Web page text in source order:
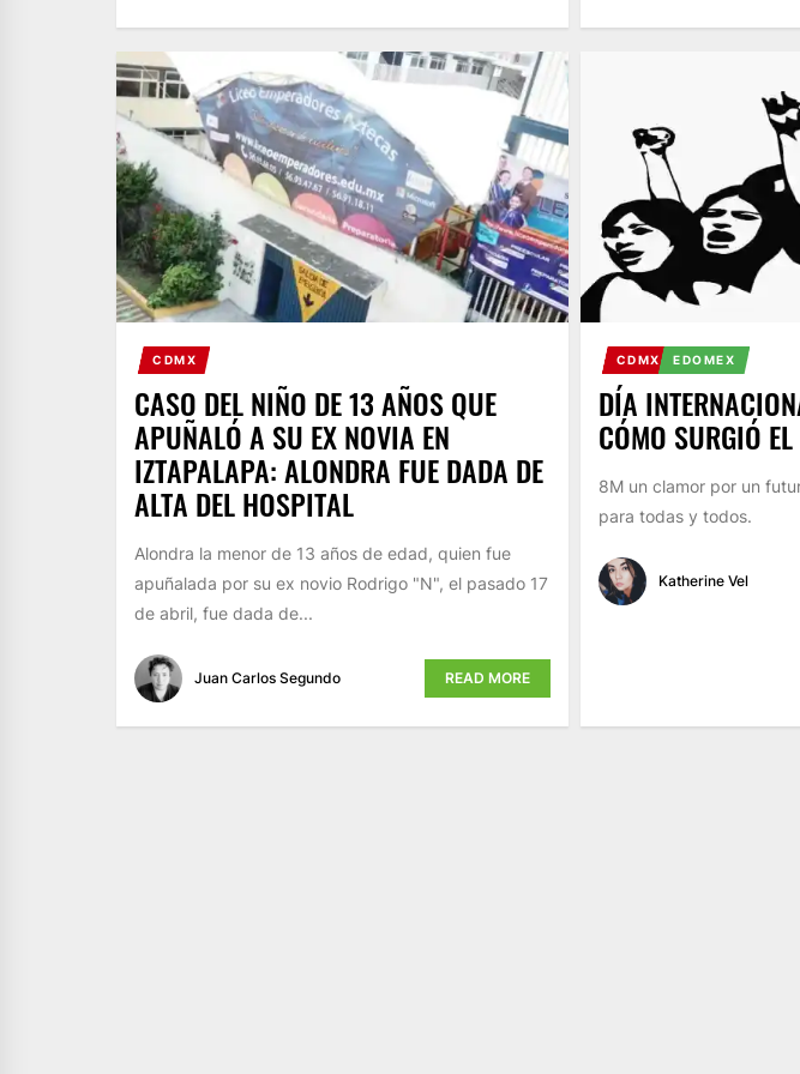
CDMX
CASO DEL NIÑO DE 13 AÑOS QUE
APUÑALÓ A SU EX NOVIA EN
IZTAPALAPA: ALONDRA FUE DADA DE
ALTA DEL HOSPITAL
Alondra la menor de 13 años de edad, quien fue
apuñalada por su ex novio Rodrigo "N", el pasado 17
de abril, fue dada de...
Juan Carlos Segundo READ MORE
CDMX EDOMEX
DÍA
CÓMO SURGIÓ
8M un clamor por un
para todas y todos.
Katherine Vel